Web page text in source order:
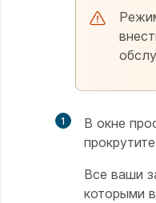
1 В окне
Все ваши
которыми